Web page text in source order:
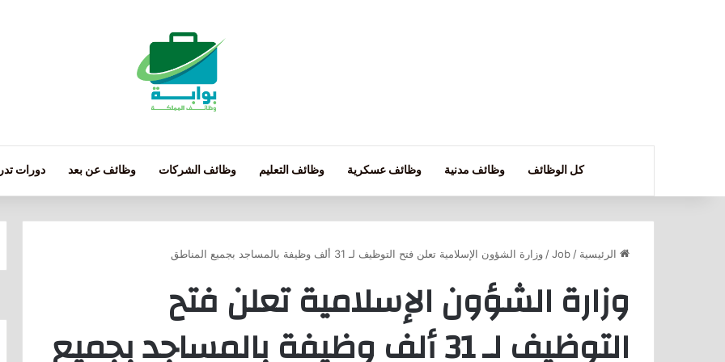
كل الوظائف وظائف مدنية وظائف عسكرية وظائف التعليم وظائف الشركات وظائف عن بعد دورات
الرئيسية /
Job
/ وزارة الشؤون الإسلامية تعلن فتح التوظيف لـ 31 ألف وظيفة بالمساجد بجميع المناطق
وزارة الشؤون الإسلامية تعلن فتح
التوظيف لـ 31 ألف وظيفة بالمساجد بجميع